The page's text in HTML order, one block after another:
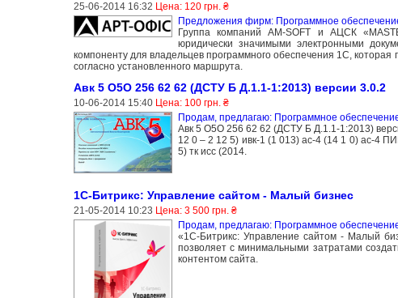
25-06-2014 16:32 Цена: 120 грн. ₴
Предложения фирм: Программное
Группа компаний AM-SOFT и АЦСК
юридически значимыми электронными
компоненту для владельцев программного обеспечения 1С,
согласно установленного маршрута.
Авк 5 О5О 256 62 62 (ДСТУ Б Д.1.1-1:2013) версии 3.0.2
10-06-2014 15:40 Цена: 100 грн. ₴
Продам, предлагаю: Программное
Авк 5 О5О 256 62 62 (ДСТУ Б Д.1.1-1:2013)
12 0 – 2 12 5) ивк-1 (1 013) ас-4 (14 1 0) ас-4
5) тк исс (2014.
1С-Битрикс: Управление сайтом - Малый бизнес
21-05-2014 10:23 Цена: 3 500 грн. ₴
Продам, предлагаю: Программное
«1С-Битрикс: Управление сайтом - Малый
позволяет с минимальными затратами
контентом сайта.